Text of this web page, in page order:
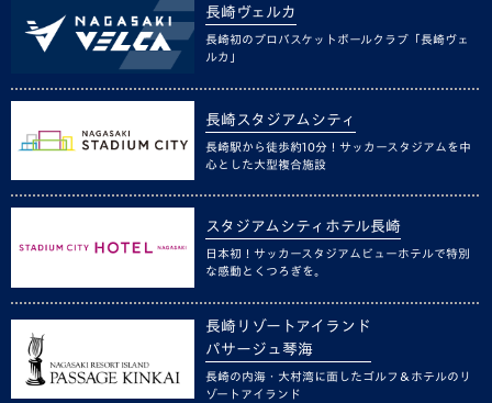
長崎ヴェルカ
長崎初のプロバスケットボールクラブ「長崎ヴェ
ルカ」
長崎スタジアムシティ
長崎駅から徒歩約10分！サッカースタジアムを中
心とした大型複合施設
スタジアムシティホテル長崎
日本初！サッカースタジアムビューホテルで特別
な感動とくつろぎを。
長崎リゾートアイランド
パサージュ琴海
長崎の内海・大村湾に面したゴルフ＆ホテルのリ
ゾートアイランド